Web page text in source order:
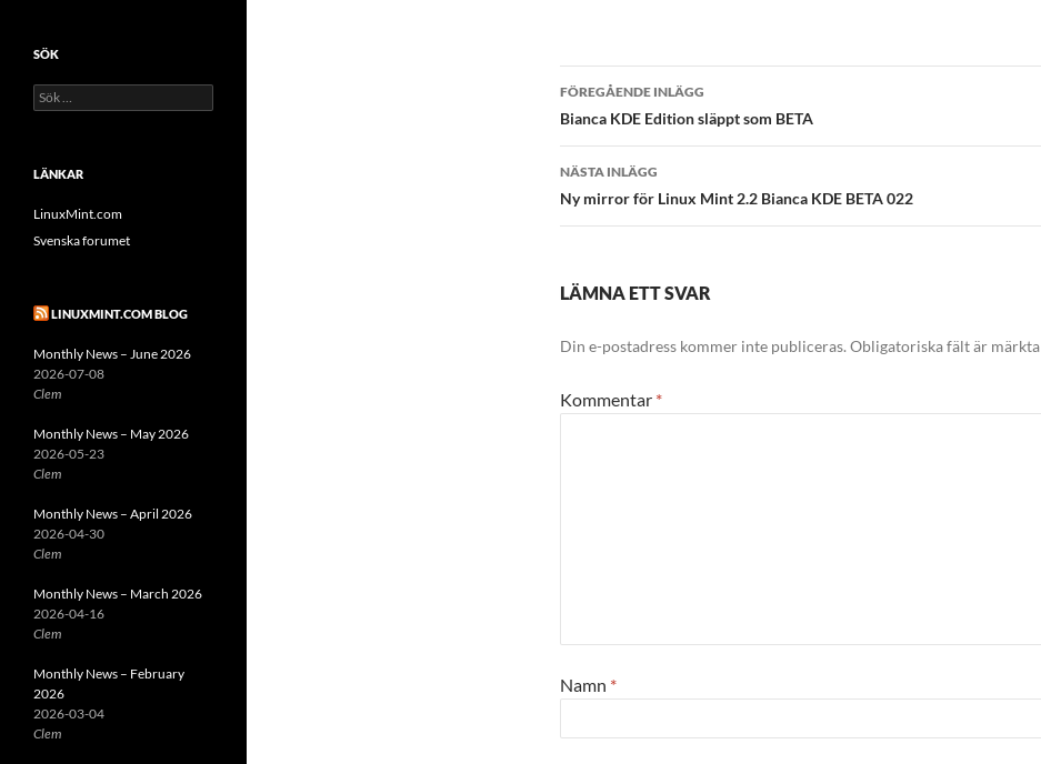
Inläggsnavigering
FÖREGÅENDE INLÄGG
Bianca KDE Edition släppt som BETA
NÄSTA INLÄGG
Ny mirror för Linux Mint 2.2 Bianca KDE BETA 022
LÄMNA ETT SVAR
Din e-postadress kommer inte publiceras. Obligatoriska fält är märkta
Kommentar *
Namn *
SÖK
Sök
efter:
LÄNKAR
LinuxMint.com
Svenska forumet
LINUXMINT.COM BLOG
Monthly News – June 2026
2026-07-08
Clem
Monthly News – May 2026
2026-05-23
Clem
Monthly News – April 2026
2026-04-30
Clem
Monthly News – March 2026
2026-04-16
Clem
Monthly News – February
2026
2026-03-04
Clem